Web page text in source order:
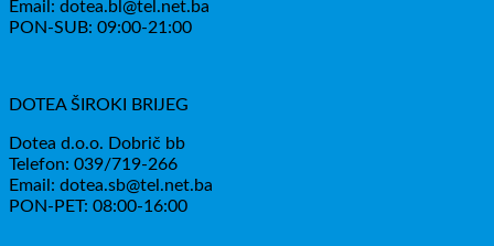
Email: dotea.bl@tel.net.ba
PON-SUB: 09:00-21:00
DOTEA ŠIROKI BRIJEG
Dotea d.o.o. Dobrič bb
Telefon: 039/719-266
Email: dotea.sb@tel.net.ba
PON-PET: 08:00-16:00